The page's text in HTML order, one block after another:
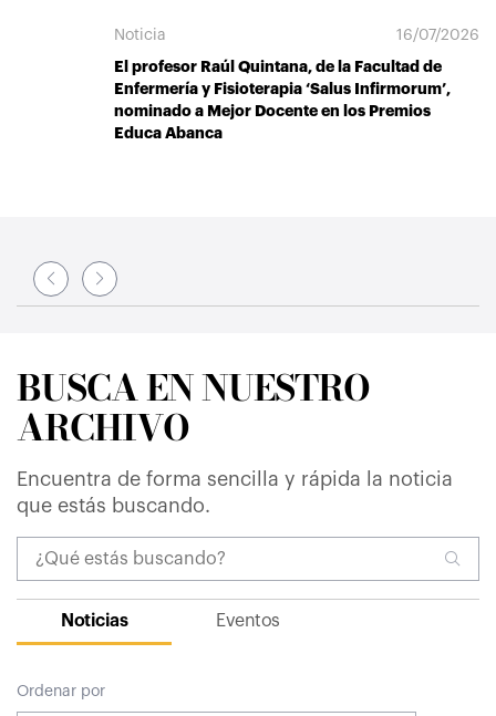
Noticia
16/07/2026
El profesor Raúl Quintana, de la Facultad de
Enfermería y Fisioterapia ‘Salus Infirmorum’,
nominado a Mejor Docente en los Premios
Educa Abanca
BUSCA EN NUESTRO
ARCHIVO
Encuentra de forma sencilla y rápida la noticia
que estás buscando.
Noticias Eventos
Ordenar por